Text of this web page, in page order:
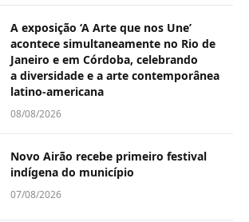
A exposição ‘A Arte que nos Une’
acontece simultaneamente no Rio de
Janeiro e em Córdoba, celebrando
a diversidade e a arte contemporânea
latino-americana
08/08/2026
Novo Airão recebe primeiro festival
indígena do município
07/08/2026